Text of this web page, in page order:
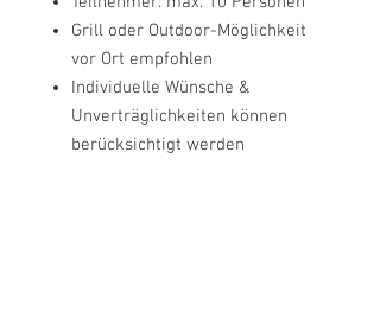
Grill oder Outdoor-Möglichkeit
vor Ort empfohlen
Individuelle Wünsche &
Unverträglichkeiten können
berücksichtigt werden